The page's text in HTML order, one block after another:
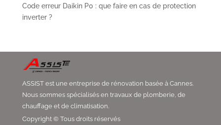
Code erreur Daikin P0 : que faire en cas de protection
inverter ?
ASSIST est une entreprise de rénovation basée à Cannes.
Nous sommes spécialisés en travaux de plomberie, de
chauffage et de climatisation.
Copyright © Tous droits réservés